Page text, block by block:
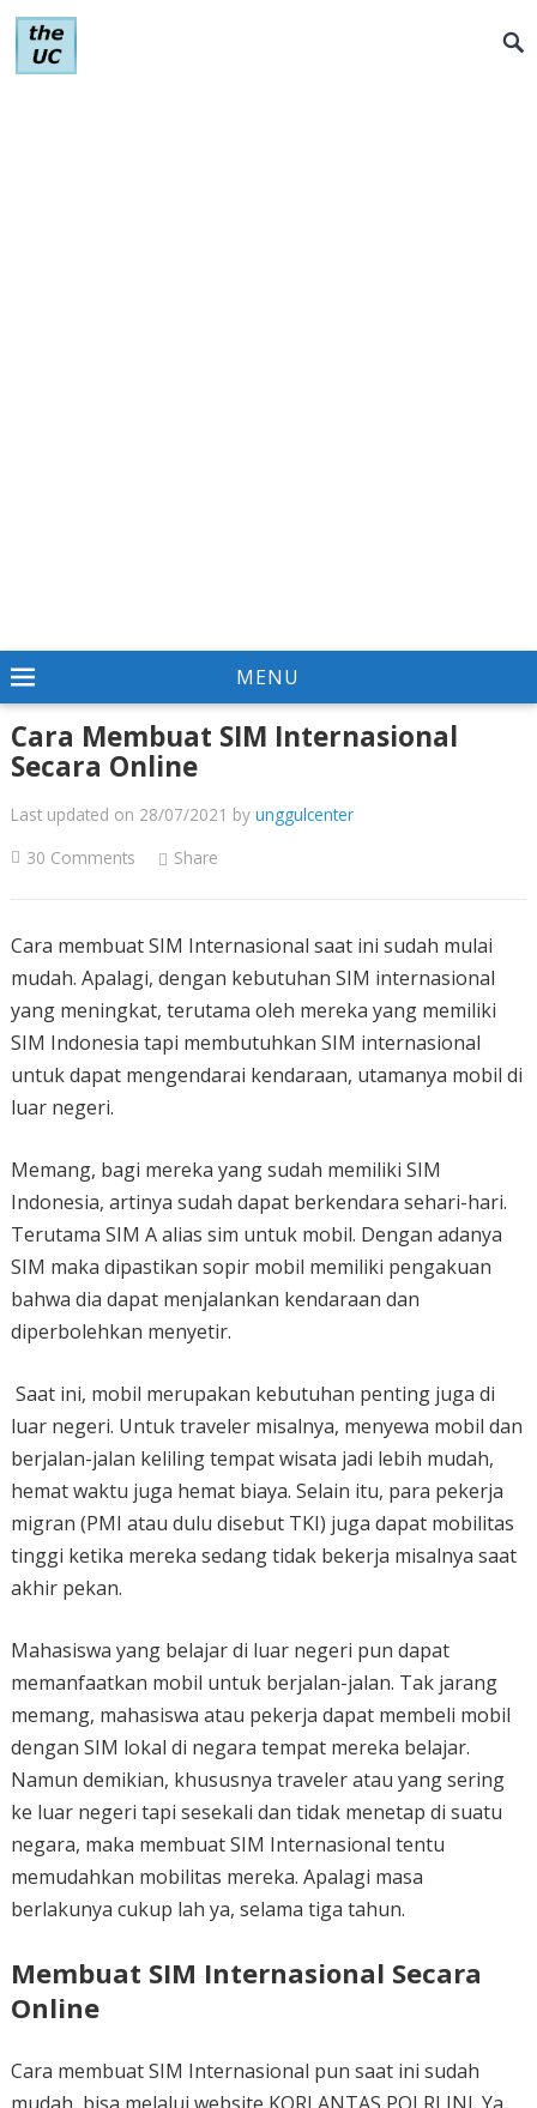
MENU
Cara Membuat SIM Internasional
Secara Online
Last updated on 28/07/2021 by unggulcenter
30 Comments
Share
Cara membuat SIM Internasional saat ini sudah mulai
mudah. Apalagi, dengan kebutuhan SIM internasional
yang meningkat, terutama oleh mereka yang memiliki
SIM Indonesia tapi membutuhkan SIM internasional
untuk dapat mengendarai kendaraan, utamanya mobil di
luar negeri.
Memang, bagi mereka yang sudah memiliki SIM
Indonesia, artinya sudah dapat berkendara sehari-hari.
Terutama SIM A alias sim untuk mobil. Dengan adanya
SIM maka dipastikan sopir mobil memiliki pengakuan
bahwa dia dapat menjalankan kendaraan dan
diperbolehkan menyetir.
Saat ini, mobil merupakan kebutuhan penting juga di
luar negeri. Untuk traveler misalnya, menyewa mobil dan
berjalan-jalan keliling tempat wisata jadi lebih mudah,
hemat waktu juga hemat biaya. Selain itu, para pekerja
migran (PMI atau dulu disebut TKI) juga dapat mobilitas
tinggi ketika mereka sedang tidak bekerja misalnya saat
akhir pekan.
Mahasiswa yang belajar di luar negeri pun dapat
memanfaatkan mobil untuk berjalan-jalan. Tak jarang
memang, mahasiswa atau pekerja dapat membeli mobil
dengan SIM lokal di negara tempat mereka belajar.
Namun demikian, khususnya traveler atau yang sering
ke luar negeri tapi sesekali dan tidak menetap di suatu
negara, maka membuat SIM Internasional tentu
memudahkan mobilitas mereka. Apalagi masa
berlakunya cukup lah ya, selama tiga tahun.
Membuat SIM Internasional Secara
Online
Cara membuat SIM Internasional pun saat ini sudah